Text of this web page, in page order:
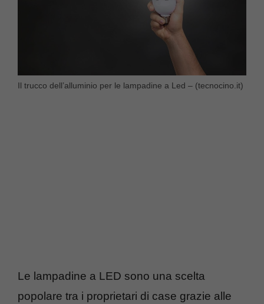
Il trucco dell’alluminio per le lampadine a Led – (tecnocino.it)
Le lampadine a LED sono una scelta
popolare tra i proprietari di case grazie alle